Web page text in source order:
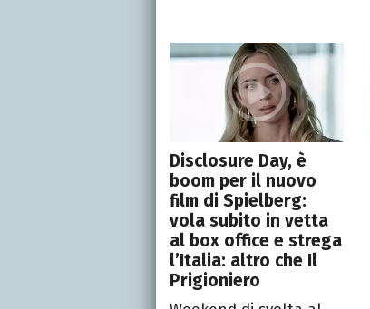
Disclosure Day, è
boom per il nuovo
film di Spielberg:
vola subito in vetta
al box office e strega
l’Italia: altro che Il
Prigioniero